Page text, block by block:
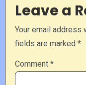
Leave a
Your email address
fields are marked *
Comment *